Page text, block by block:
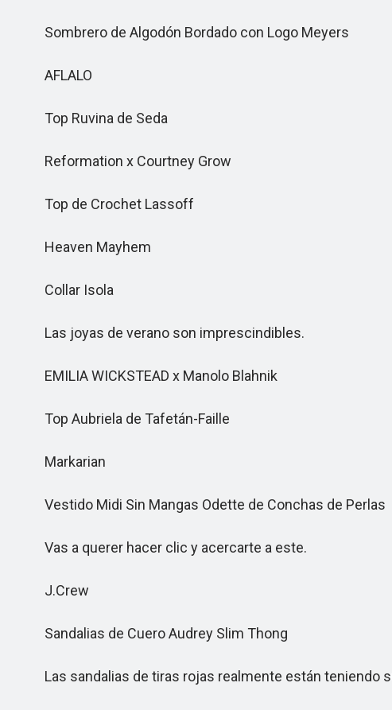
Sombrero de Algodón Bordado con Logo Meyers
AFLALO
Top Ruvina de Seda
Reformation x Courtney Grow
Top de Crochet Lassoff
Heaven Mayhem
Collar Isola
Las joyas de verano son imprescindibles.
EMILIA WICKSTEAD x Manolo Blahnik
Top Aubriela de Tafetán-Faille
Markarian
Vestido Midi Sin Mangas Odette de Conchas de Perlas
Vas a querer hacer clic y acercarte a este.
J.Crew
Sandalias de Cuero Audrey Slim Thong
Las sandalias de tiras rojas realmente están teniendo